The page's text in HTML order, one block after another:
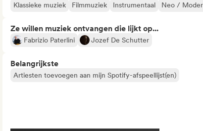
Klassieke muziek Filmmuziek Instrumentaal Neo /
Ze willen muziek ontvangen die lijkt op...
Fabrizio Paterlini Jozef De Schutter
Belangrijkste
Artiesten toevoegen aan mijn Spotify-afspeellijst(en)